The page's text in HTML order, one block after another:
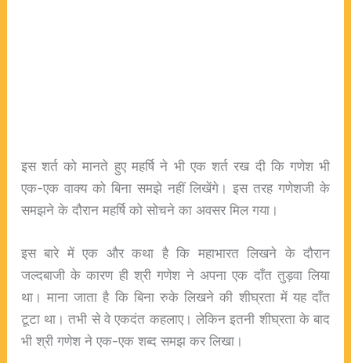
इस शर्त को मानते हुए महर्षि ने भी एक शर्त रख दी कि गणेश भी
एक-एक वाक्य को बिना समझे नहीं लिखेंगे। इस तरह गणेशजी के
समझने के दौरान महर्षि को सोचने का अवसर मिल गया।
इस बारे में एक और कथा है कि महाभारत लिखने के दौरान
जल्दबाजी के कारण ही श्री गणेश ने अपना एक दाँत तुड़वा लिया
था। माना जाता है कि बिना रुके लिखने की शीघ्रता में यह दाँत
टूटा था। तभी से वे एकदंत कहलाए। लेकिन इतनी शीघ्रता के बाद
भी श्री गणेश ने एक-एक शब्द समझ कर लिखा।